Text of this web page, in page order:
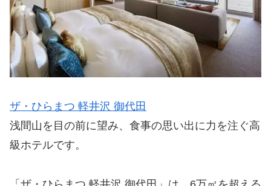
ザ・ひらまつ 軽井沢 御代田
浅間山を目の前に望み、食事の思い出に力を注ぐ高
級ホテルです。